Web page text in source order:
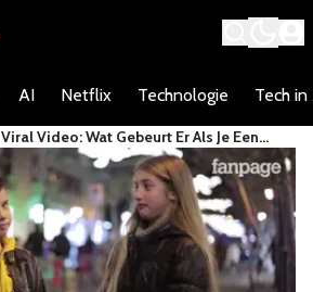
AI Netflix Technologie Tech in
Viral Video: Wat Gebeurt Er Als Je Een
Jongetje Vraagt Een Meisje Te Slaan?